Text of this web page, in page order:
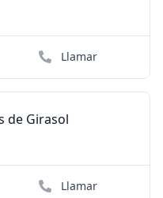
Llamar
de Girasol
Llamar